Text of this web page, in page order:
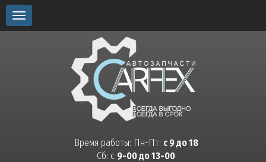
Toggle
navigation
Время работы: Пн-Пт: с 9 до 18
Сб: с 9-00 до 13-00